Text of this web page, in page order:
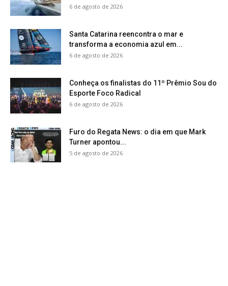
6 de agosto de 2026
Santa Catarina reencontra o mar e
transforma a economia azul em...
6 de agosto de 2026
Conheça os finalistas do 11º Prêmio Sou do
Esporte Foco Radical
6 de agosto de 2026
Furo do Regata News: o dia em que Mark
Turner apontou...
5 de agosto de 2026